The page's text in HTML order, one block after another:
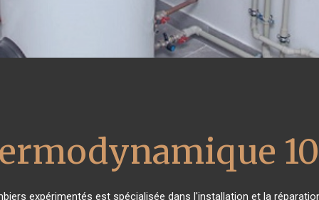
expérimentés est spécialisée dans l'installation et la